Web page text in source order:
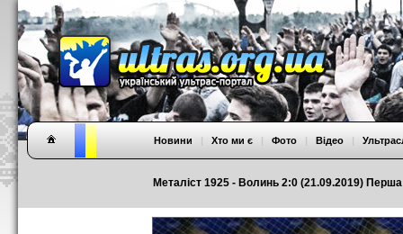
Металіст 1925 - Волинь 2:0 (21.09.2019) Перша
Новини | Хто ми є | Фото | Відео |